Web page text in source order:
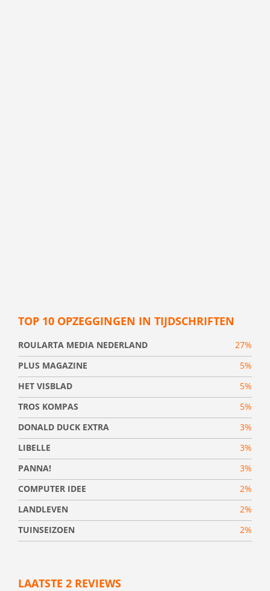
TOP 10 OPZEGGINGEN IN TIJDSCHRIFTEN
ROULARTA MEDIA NEDERLAND
27%
PLUS MAGAZINE
5%
HET VISBLAD
5%
TROS KOMPAS
5%
DONALD DUCK EXTRA
3%
LIBELLE
3%
PANNA!
3%
COMPUTER IDEE
2%
LANDLEVEN
2%
TUINSEIZOEN
2%
LAATSTE 2 REVIEWS